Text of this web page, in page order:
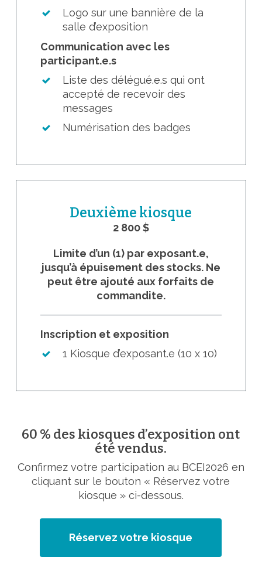
Logo sur une bannière de la
salle d’exposition
Communication avec les
participant.e.s
Liste des délégué.e.s qui ont
accepté de recevoir des
messages
Numérisation des badges
Deuxième kiosque
2 800 $
Limite d’un (1) par exposant.e,
jusqu’à épuisement des stocks. Ne
peut être ajouté aux forfaits de
commandite.
Inscription et exposition
1 Kiosque d’exposant.e (10 x 10)
60 % des kiosques d’exposition ont
été vendus.
Confirmez votre participation au BCEI2026 en
cliquant sur le bouton « Réservez votre
kiosque » ci-dessous.
Réservez votre kiosque